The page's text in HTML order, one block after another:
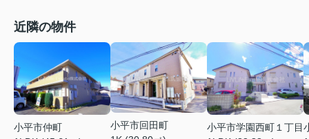
近隣の物件
小平市仲町
小平市回田町
小平市学園西町１丁目